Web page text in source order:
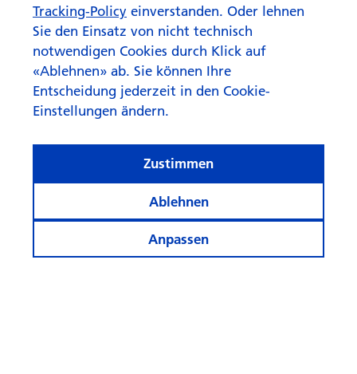
Tracking-Policy einverstanden. Oder lehnen
Sie den Einsatz von nicht technisch
notwendigen Cookies durch Klick auf
«Ablehnen» ab. Sie können Ihre
Entscheidung jederzeit in den Cookie-
Einstellungen ändern.
Anpassen
Ablehnen
Zustimmen